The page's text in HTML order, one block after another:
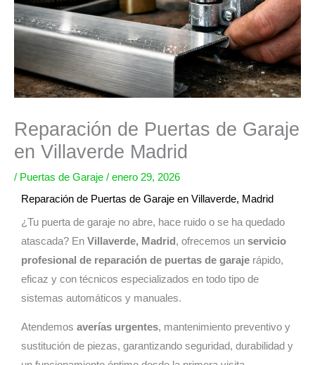
Reparación de Puertas de Garaje
en Villaverde Madrid
/ Puertas de Garaje / enero 29, 2026
Reparación de Puertas de Garaje en Villaverde, Madrid
¿Tu puerta de garaje no abre, hace ruido o se ha quedado
atascada? En Villaverde, Madrid , ofrecemos un servicio
profesional de reparación de puertas de garaje rápido,
eficaz y con técnicos especializados en todo tipo de
sistemas automáticos y manuales.
Atendemos averías urgentes, mantenimiento preventivo y
sustitución de piezas, garantizando seguridad, durabilidad y